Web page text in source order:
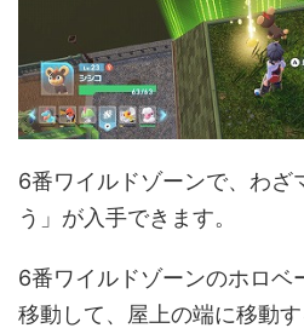
6番ワイルドゾーンで、わざ
う」が入手できます。
6番ワイルドゾーンのホロベ
移動して、屋上の端に移動